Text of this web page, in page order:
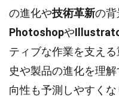
の進化や技術革新の背
Photoshopや
ティブな作業を支える
史や製品の進化を理
向性も予測しやすくな